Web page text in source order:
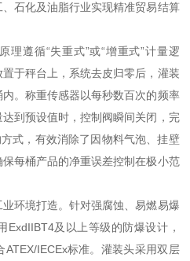
石化及油脂行业实现精准贸易结算
理遵循“失重式”或“增重式”计量逻
于秤台上，系统去皮归零后，灌装
。称重传感器以每秒数百次的频率
到预设值时，控制阀瞬间关闭，完
式，有效消除了因物料气泡、挂壁
每桶产品的净重误差控制在极小范
境打造。针对强腐蚀、易燃易爆
ExdIIBT4及以上等级的防爆设计，
IECEx标准。灌装头采用双层